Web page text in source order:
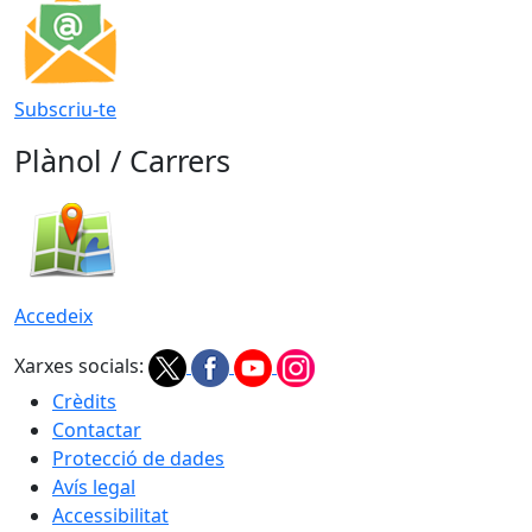
Subscriu-te
Plànol / Carrers
Accedeix
Xarxes socials:
Crèdits
Contactar
Protecció de dades
Avís legal
Accessibilitat